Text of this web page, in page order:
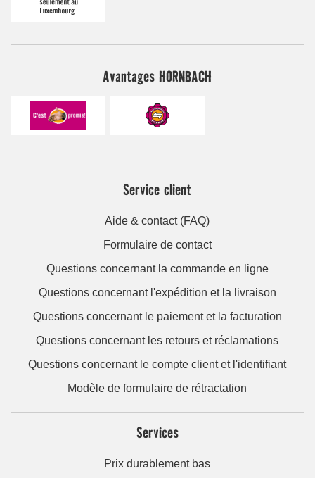
Avantages HORNBACH
Service client
Aide & contact (FAQ)
Formulaire de contact
Questions concernant la commande en ligne
Questions concernant l'expédition et la livraison
Questions concernant le paiement et la facturation
Questions concernant les retours et réclamations
Questions concernant le compte client et l'identifiant
Modèle de formulaire de rétractation
Services
Prix durablement bas